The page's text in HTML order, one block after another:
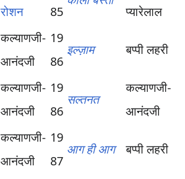
रोशन
कल्याणजी-
आनंदजी
कल्याणजी-
आनंदजी
कल्याणजी-
आनंदजी
85
प्यारेलाल
19
86
इल्ज़ाम बप्पी लहरी
19
86
सल्तनत
कल्याणजी-
आनंदजी
19
87
आग ही आग बप्पी लहरी